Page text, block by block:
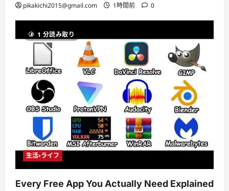
pikakichi2015@gmail.com 1時間前 0
1 分読み取り
生活・ライフ
Every Free App You Actually Need Explained